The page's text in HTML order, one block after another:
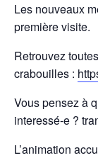
Les nouveaux
première visite.
Retrouvez
crabouilles :
Vous pensez à
interessé-e ?
L’animation